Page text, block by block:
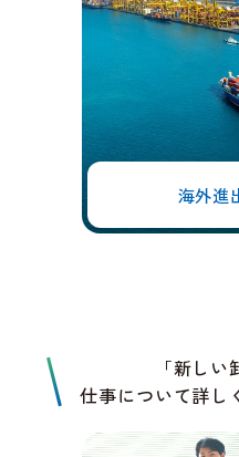
海外進
「新し
仕事について詳し